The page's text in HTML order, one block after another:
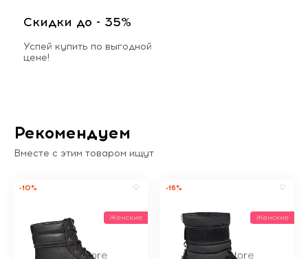
Скидки до - 35%
Успей купить по выгодной
цене!
Рекомендуем
Вместе с этим товаром ищут
Женские
-10%
Женские
-16%